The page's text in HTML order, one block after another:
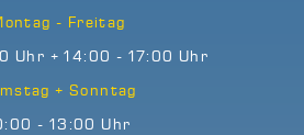
- Freitag
Uhr + 14:00 - 17:00 Uhr
+ Sonntag
- 13:00 Uhr